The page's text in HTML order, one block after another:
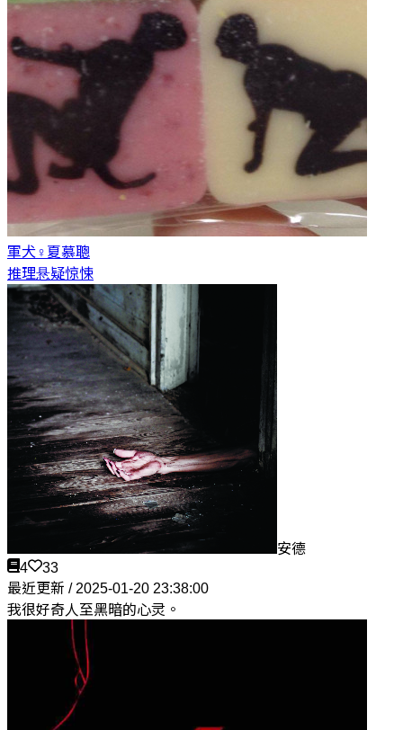
軍犬♀ 夏慕聰
推理悬疑惊悚
安德
4
33
最近更新 / 2025-01-20 23:38:00
我很好奇人至黑暗的心灵。